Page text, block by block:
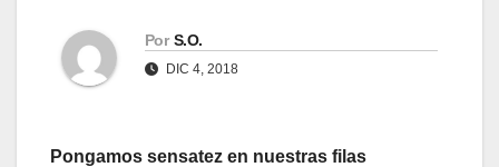
Por S.O.
DIC 4, 2018
Pongamos sensatez en nuestras filas